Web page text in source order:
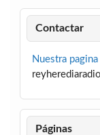
Contactar
Nuestra
Páginas